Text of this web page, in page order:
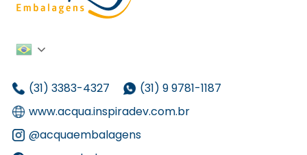
(31) 3383-4327
(31) 9 9781-1187
www.acqua.inspiradev.com.br
@acquaembalagens